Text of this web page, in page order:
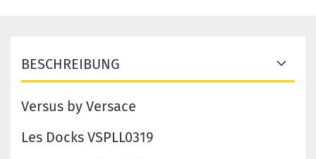
BESCHREIBUNG
Versus by Versace
Les Docks VSPLL0319